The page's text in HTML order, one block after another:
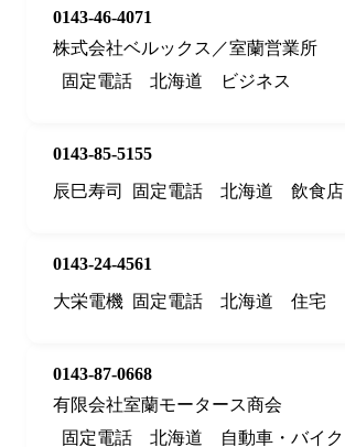
0143-46-4071
株式会社ベルックス／室蘭営業所
固定電話
北海道 ビジネス
0143-85-5155
辰巳寿司
固定電話 北海道 飲食店
0143-24-4561
大栄電機 固定電話 北海道 住宅
0143-87-0668
有限会社室蘭モータース商会
固定電話
北海道 自動車・バイク